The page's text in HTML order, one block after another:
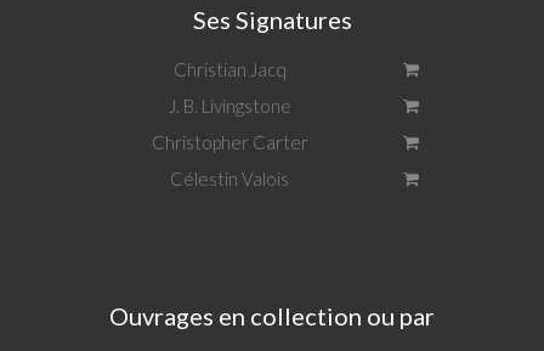
Ses Signatures
Christian Jacq
J. B. Livingstone
Christopher Carter
Célestin Valois
Ouvrages en collection ou par